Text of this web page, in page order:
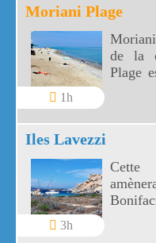
Moriani Plage
1h
de la
Plage
entre
Iles Lavezzi
3h
Cette
très
un